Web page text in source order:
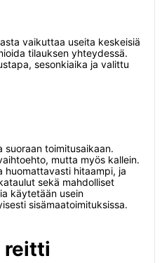
vaikuttaa useita keskeisiä
tilauksen yhteydessä.
sesonkiaika ja valittu
toimitusaikaan.
mutta myös kallein.
huomattavasti hitaampi, ja
sekä mahdolliset
käytetään usein
sisämaatoimituksissa.
reitti